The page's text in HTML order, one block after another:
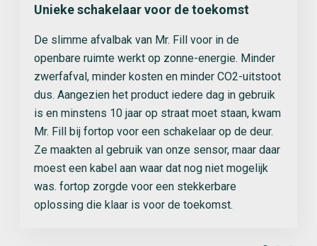
Unieke schakelaar voor de toekomst
De slimme afvalbak van Mr. Fill voor in de
openbare ruimte werkt op zonne-energie. Minder
zwerfafval, minder kosten en minder CO2-uitstoot
dus. Aangezien het product iedere dag in gebruik
is en minstens 10 jaar op straat moet staan, kwam
Mr. Fill bij fortop voor een schakelaar op de deur.
Ze maakten al gebruik van onze sensor, maar daar
moest een kabel aan waar dat nog niet mogelijk
was. fortop zorgde voor een stekkerbare
oplossing die klaar is voor de toekomst.